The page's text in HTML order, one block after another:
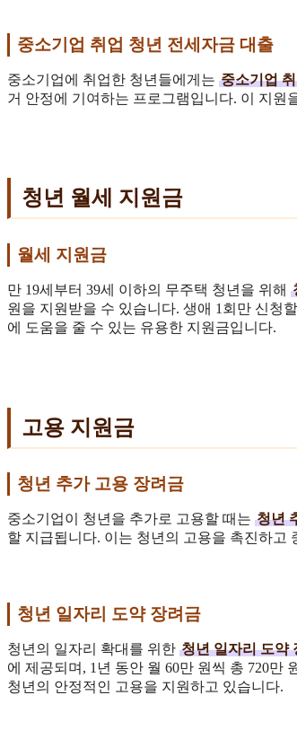
중소기업 취업 청년 전세자금 대출
중소기업에 취업한 청년들에게는 중소기업
거 안정에 기여하는 프로그램입니다. 이 지원
청년 월세 지원금
월세 지원금
만 19세부터 39세 이하의 무주택 청년을 위해
원을 지원받을 수 있습니다. 생애 1회만 신청
에 도움을 줄 수 있는 유용한 지원금입니다.
고용 지원금
청년 추가 고용 장려금
중소기업이 청년을 추가로 고용할 때는 청년
할 지급됩니다. 이는 청년의 고용을 촉진하고
청년 일자리 도약 장려금
청년의 일자리 확대를 위한 청년 일자리 도약
에 제공되며, 1년 동안 월 60만 원씩 총 720만
청년의 안정적인 고용을 지원하고 있습니다.